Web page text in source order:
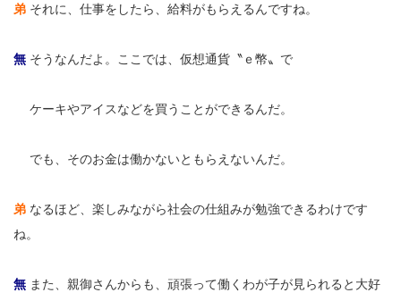
弟 それに、仕事をしたら、給料がもらえるんですね。
無 そうなんだよ。ここでは、仮想通貨〝ｅ幣〟で
ケーキやアイスなどを買うことができるんだ。
でも、そのお金は働かないともらえないんだ。
弟 なるほど、楽しみながら社会の仕組みが勉強できるわけです
ね。
無 また、親御さんからも、頑張って働くわが子が見られると大好